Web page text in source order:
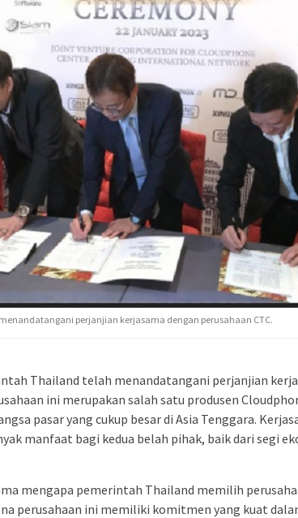
perjanjian kerjasama dengan perusahaan CTC.
Thailand telah menandatangani perjanjian
ini merupakan salah satu produsen
pasar yang cukup besar di Asia Tenggara.
manfaat bagi kedua belah pihak, baik dari segi
mengapa pemerintah Thailand memilih
perusahaan ini memiliki komitmen yang kuat